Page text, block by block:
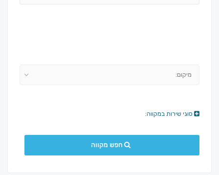
מיקום:
סוגי שירות במקווה:
חפש מקווה